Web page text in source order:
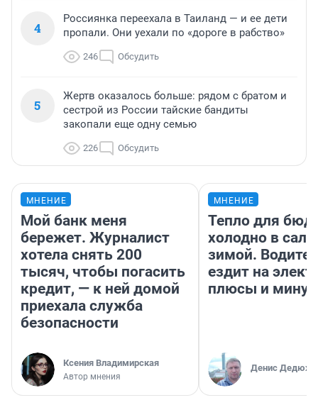
4
Россиянка переехала в Таиланд — и ее дети
пропали. Они уехали по «дороге в рабство»
246 Обсудить
5
Жертв оказалось больше: рядом с братом и
сестрой из России тайские бандиты
закопали еще одну семью
226 Обсудить
МНЕНИЕ
Мой банк меня
бережет. Журналист
хотела снять 200
тысяч, чтобы погасить
кредит, — к ней домой
приехала служба
безопасности
Ксения Владимирская
Автор мнения
МНЕНИЕ
Тепло для
холодно в
зимой.
ездит на
плюсы и
Денис